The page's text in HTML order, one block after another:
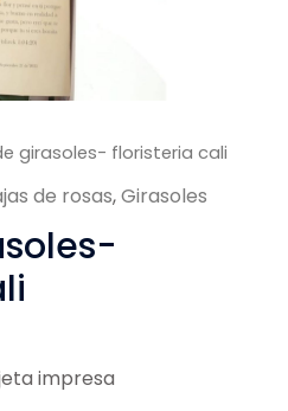
girasoles- floristeria cali
de rosas,Girasoles
impresa